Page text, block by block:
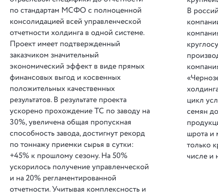
по стандартам МСФО с полноценной
консолидацией всей управленческой
отчетности холдинга в одной системе.
Проект имеет подтвержденный
заказчиком значительный
экономический эффект в виде прямых
финансовых выгод и косвенных
положительных качественных
результатов. В результате проекта
ускорено прохождение ТС по заводу на
30%, увеличена общая пропускная
способность завода, достигнут рекорд
по тоннажу приемки сырья в сутки:
+45% к прошлому сезону. На 50%
ускорилось получение управленческой
и на 20% регламентированной
отчетности. Учитывая комплексность и
В
цикл
семян
шрота и
только
числе и